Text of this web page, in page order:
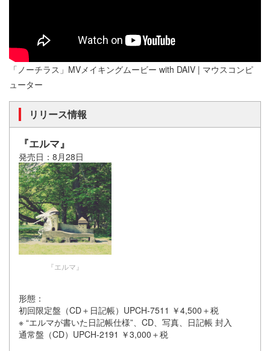
「ノーチラス」MVメイキングムービー with DAIV | マウスコンピ
ューター
リリース情報
『エルマ』
発売日：8月28日
『エルマ』
形態：
初回限定盤（CD＋日記帳）UPCH-7511 ￥4,500＋税
※ “エルマが書いた日記帳仕様”、CD、写真、日記帳 封入
通常盤（CD）UPCH-2191 ￥3,000＋税